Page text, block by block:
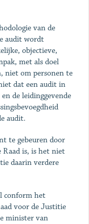
van de
audit wordt
objectieve,
met als doel
niet om personen te
dat een audit in
de leidinggevende
audit.
te gebeuren door
Raad is, is het niet
daarin verdere
conform het
voor de Justitie
minister van